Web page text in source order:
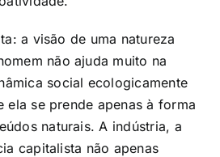
a visão de uma natureza
não ajuda muito na
social ecologicamente
se prende apenas à forma
naturais. A indústria, a
capitalista não apenas